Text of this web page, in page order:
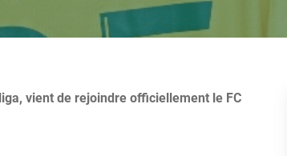
vient de rejoindre officiellement le FC